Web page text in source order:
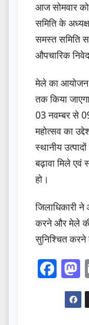
आज सोमवार
समिति के
समस्त समिति
औपचारिक
मेले का
तक किया
03 नवम्बर से
महोत्सव का
स्थानीय
बढ़ावा मिले एवं
हो।
जिलाधिकारी
करने और मेले
सुनिश्चित करने
F
a
c